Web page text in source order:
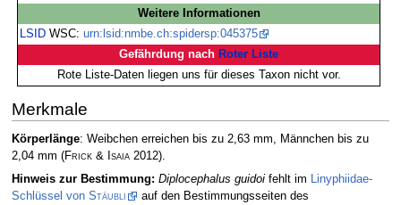
Weitere Informationen
LSID WSC:urn:lsid:nmbe.ch:spidersp:045375
Gefährdung nach Roter Liste
Rote Liste-Daten liegen uns für dieses Taxon nicht vor.
Merkmale
Körperlänge: Weibchen erreichen bis zu 2,63 mm, Männchen bis zu
2,04 mm (Frick & Isaia2012).
Hinweis zur Bestimmung: Diplocephalus guidoifehlt im
Linyphiidae-
Schlüssel von Stäubli
auf den Bestimmungsseiten des